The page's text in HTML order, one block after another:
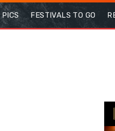
FESTIVALS TO GO